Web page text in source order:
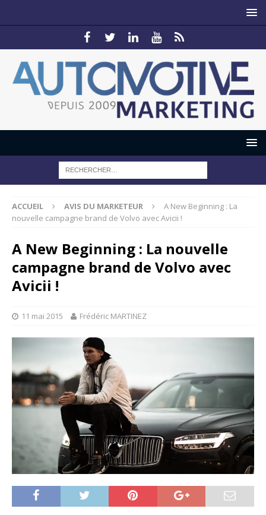
ACCUEIL AVIS DU MARKETEUR
A New Beginning : La
nouvelle campagne brand de Volvo avec Avicii !
A New Beginning : La nouvelle
campagne brand de Volvo avec
Avicii !
11 mai 2015 Frédéric MARTINEZ